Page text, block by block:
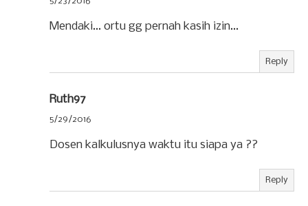
Mendaki... ortu gg pernah kasih izin...
Reply
Ruth97
5/29/2016
Dosen kalkulusnya waktu itu siapa ya ??
Reply